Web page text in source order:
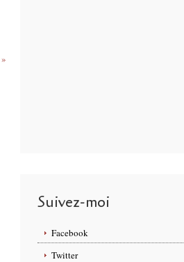
Suivez-moi
Facebook
Twitter